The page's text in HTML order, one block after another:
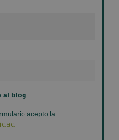
al blog
acepto la